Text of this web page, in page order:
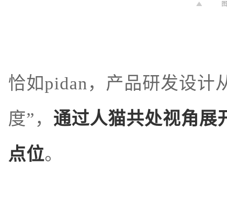
恰如pidan，产品研发设计
度”， 通过人猫共处视角展
点位。